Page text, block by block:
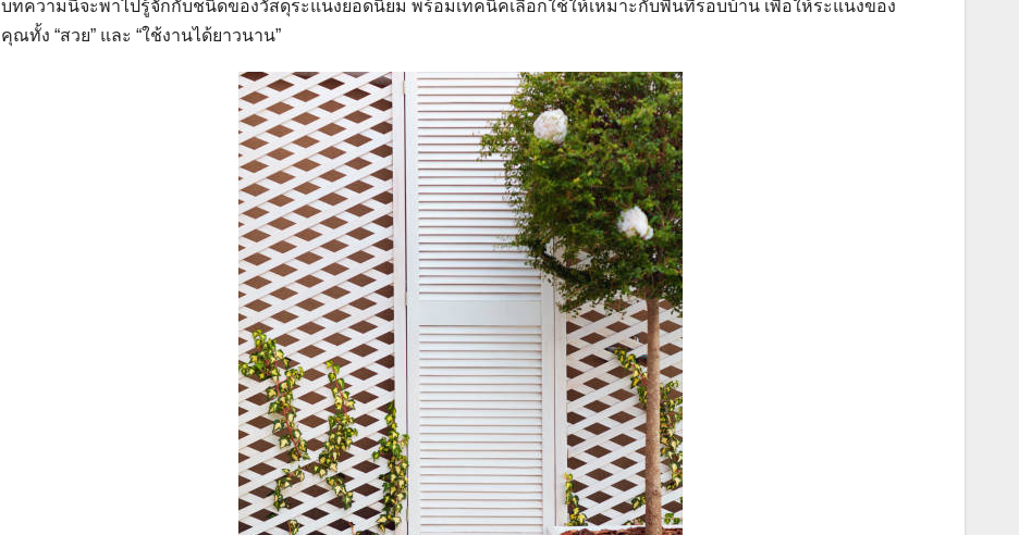
บทความนี้จะพาไปรู้จักกับชนิดของวัสดุระแนงยอดนิยม พร้อมเทคนิคเลือกใช้ให้เหมาะกับพื้นที่รอบบ้าน เพื่อให้ระแนงของ
คุณทั้ง “สวย” และ “ใช้งานได้ยาวนาน”